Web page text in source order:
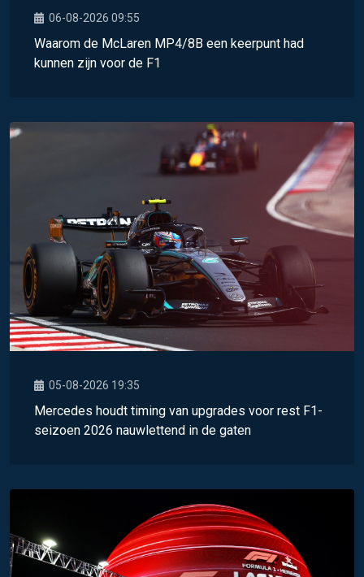
06-08-2026 09:55
Waarom de McLaren MP4/8B een keerpunt had
kunnen zijn voor de F1
05-08-2026 19:35
Mercedes houdt timing van upgrades voor rest F1-
seizoen 2026 nauwlettend in de gaten